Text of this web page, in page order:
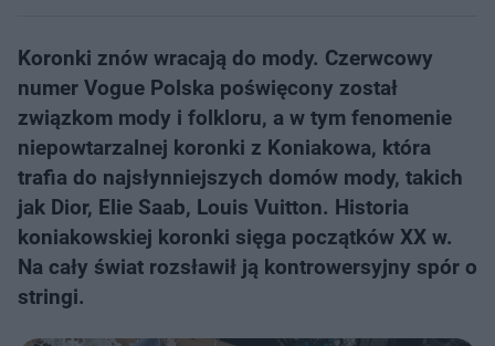
Koronki znów wracają do mody. Czerwcowy
numer Vogue Polska poświęcony został
związkom mody i folkloru, a w tym fenomenie
niepowtarzalnej koronki z Koniakowa, która
trafia do najsłynniejszych domów mody, takich
jak Dior, Elie Saab, Louis Vuitton. Historia
koniakowskiej koronki sięga początków XX w.
Na cały świat rozsławił ją kontrowersyjny spór o
stringi.